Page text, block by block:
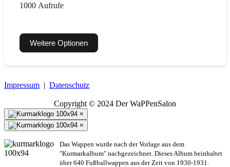
1000 Aufrufe
Weitere Optionen
Impressum | Datenschutz
Copyright © 2024 Der WaPPenSalon
×
×
Das Wappen wurde nach der Vorlage aus dem
"Kurmarkalbum" nachgezeichnet. Dieses Album beinhaltet
über 640 Fußballwappen aus der Zeit von 1930-1931.